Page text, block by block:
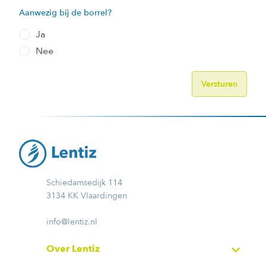
Aanwezig bij de borrel?
Ja
Nee
Schiedamsedijk 114
3134 KK Vlaardingen
info@lentiz.nl
Over Lentiz